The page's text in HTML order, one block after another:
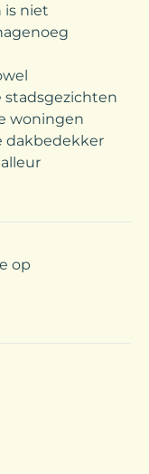
is niet
woningen
dakbedekker
op